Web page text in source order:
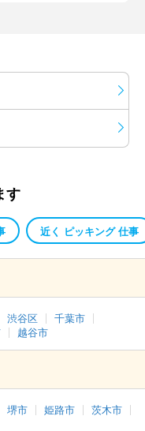
す
近く ピッキング 仕事
渋谷区
千葉市
越谷市
堺市 姫路市
茨木市